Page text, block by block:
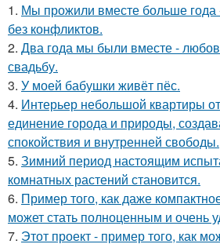
1. Мы прожили вместе больше года
без конфликтов.
2. Два года мы были вместе -
свадьбу.
3. У моей бабушки живёт пёс.
4. Интерьер небольшой квартиры
единение города и природы,
спокойствия и внутренней свободы.
5. Зимний период настоящим
комнатных растений становится.
6. Пример того, как даже
может стать полноценным и очень
7. Этот проект - пример того, как